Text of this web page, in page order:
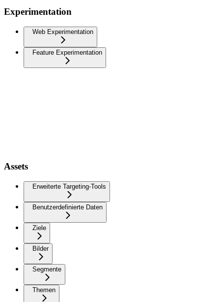
Experimentation
Web Experimentation
Feature Experimentation
Assets
Erweiterte Targeting-Tools
Benutzerdefinierte Daten
Ziele
Bilder
Segmente
Themen